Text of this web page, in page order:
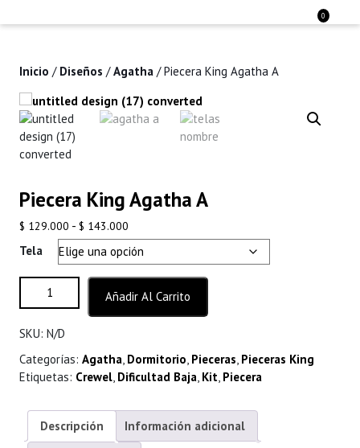
/
de
0
Inicio / Diseños /Agatha / Piecera King Agatha A
Piecera King Agatha A
$ 129.000 - $ 143.000
de
precios:
desde
$ 129.000
hasta
Tela
Piecera King Agatha A cantidad
Añadir Al Carrito
SKU: N/D
Categorías: Agatha, Dormitorio, Pieceras, Pieceras King
Etiquetas: Crewel, Dificultad Baja, Kit, Piecera
Descripción Información adicional